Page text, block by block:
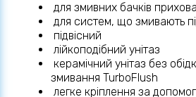
для змивних бачків
для систем, що змивають
підвісний
лійкоподібний унітаз
керамічний унітаз без
змивання TurboFlush
легке кріплення за